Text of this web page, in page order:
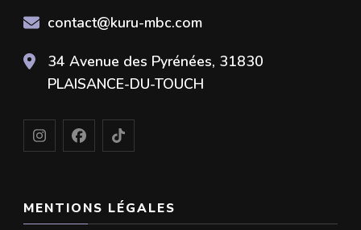
contact@kuru-mbc.com
34 Avenue des Pyrénées, 31830
PLAISANCE-DU-TOUCH
MENTIONS LÉGALES